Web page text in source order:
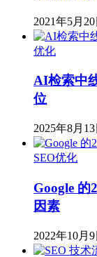
2021年5月20
优化
AI检索中
位
2025年8月13
SEO优化
Google 的
因素
2022年10月9